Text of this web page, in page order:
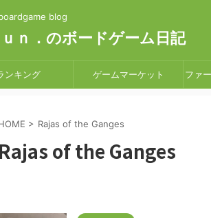
blog
ｕｎ．のボードゲーム日記
ンキング ゲームマーケット ファ
> Rajas of the Ganges
Rajas of the Ganges